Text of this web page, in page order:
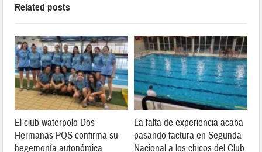
Related posts
El club waterpolo Dos
Hermanas PQS confirma su
hegemonía autonómica
La falta de experiencia acaba
pasando factura en Segunda
Nacional a los chicos del Club